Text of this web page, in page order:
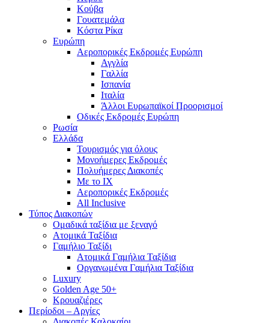
Κούβα
Γουατεμάλα
Κόστα Ρίκα
Ευρώπη
Αεροπορικές Εκδρομές Ευρώπη
Αγγλία
Γαλλία
Ισπανία
Ιταλία
Άλλοι Ευρωπαϊκοί Προορισμοί
Οδικές Εκδρομές Ευρώπη
Ρωσία
Ελλάδα
Τουρισμός για όλους
Mονοήμερες Εκδρομές
Πολυήμερες Διακοπές
Με το ΙΧ
Αεροπορικές Εκδρομές
All Inclusive
Τύπος Διακοπών
Ομαδικά ταξίδια με ξεναγό
Ατομικά Ταξίδια
Γαμήλιο Ταξίδι
Ατομικά Γαμήλια Ταξίδια
Οργανωμένα Γαμήλια Ταξίδια
Luxury
Golden Age 50+
Κρουαζιέρες
Περίοδοι – Αργίες